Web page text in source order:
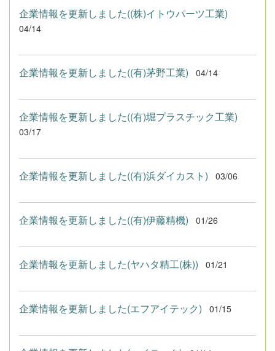
企業情報を更新しました((株)イトウパーツ工業)
04/14
企業情報を更新しました((有)茅野工業) 04/14
企業情報を更新しました((有)堀プラスチック工業)
03/17
企業情報を更新しました((有)浜ダイカスト) 03/06
企業情報を更新しました((有)伊藤精機) 01/26
企業情報を更新しました(ヤハタ精工(株)) 01/21
企業情報を更新しました(エフアイテック) 01/15